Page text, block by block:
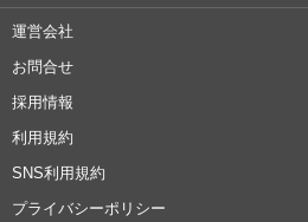
運営会社
お問合せ
採用情報
利用規約
SNS利用規約
プライバシーポリシー